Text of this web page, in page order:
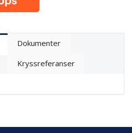
Dokumenter
Kryssreferanser